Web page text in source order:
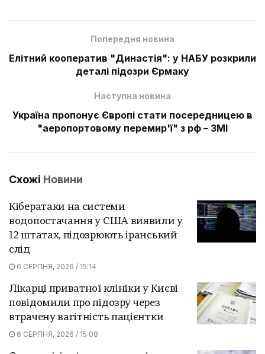
Попередня новина
Елітний кооператив "Династія": у НАБУ розкрили
деталі підозри Єрмаку
Наступна новина
Україна пропонує Європі стати посередницею в
"аеропортовому перемир'ї" з рф – ЗМІ
Схожі Новини
Кібератаки на системи
водопостачання у США виявили у
12 штатах, підозрюють іранський
слід
6 СЕРПНЯ, 2026 / 15:14
Лікарці приватної клініки у Києві
повідомили про підозру через
втрачену вагітність пацієнтки
6 СЕРПНЯ, 2026 / 15:08